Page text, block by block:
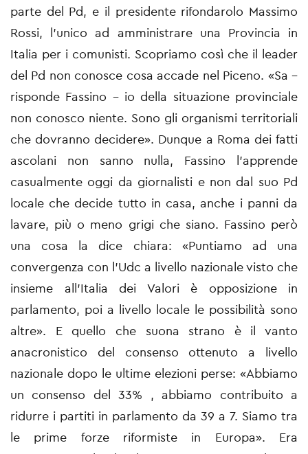
parte del Pd, e il presidente rifondarolo Massimo
Rossi, l'unico ad amministrare una Provincia in
Italia per i comunisti. Scopriamo così che il leader
del Pd non conosce cosa accade nel Piceno. «Sa –
risponde Fassino – io della situazione provinciale
non conosco niente. Sono gli organismi territoriali
che dovranno decidere». Dunque a Roma dei fatti
ascolani non sanno nulla, Fassino l'apprende
casualmente oggi da giornalisti e non dal suo Pd
locale che decide tutto in casa, anche i panni da
lavare, più o meno grigi che siano. Fassino però
una cosa la dice chiara: «Puntiamo ad una
convergenza con l'Udc a livello nazionale visto che
insieme all'Italia dei Valori è opposizione in
parlamento, poi a livello locale le possibilità sono
altre». E quello che suona strano è il vanto
anacronistico del consenso ottenuto a livello
nazionale dopo le ultime elezioni perse: «Abbiamo
un consenso del 33% , abbiamo contribuito a
ridurre i partiti in parlamento da 39 a 7. Siamo tra
le prime forze riformiste in Europa». Era